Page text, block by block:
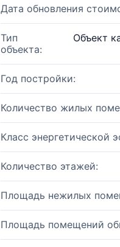
Дата обновления
Тип
объекта:
Объект
Год постройки:
Количество жилых
Класс энергетической
Количество этажей:
Площадь нежилых
Площадь помещений